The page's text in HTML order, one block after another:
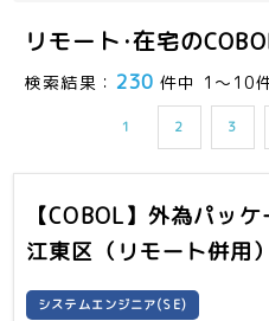
リモート･在宅の
検索結果： 230 件中 1～10
1 2 3
【COBOL】外為パッ
江東区（リモート併用）
システムエンジニア(SE)